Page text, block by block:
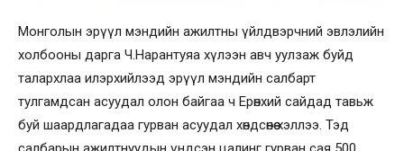
Монголын эрүүл мэндийн ажилтны үйлдвэрчний эвлэлийн
холбооны дарга Ч.Нарантуяа хүлээн авч уулзаж буйд
талархлаа илэрхийлээд эрүүл мэндийн салбарт
тулгамдсан асуудал олон байгаа ч Ерөнхий сайдад тавьж
буй шаардлагадаа гурван асуудал хөндсөнөө хэллээ. Тэд